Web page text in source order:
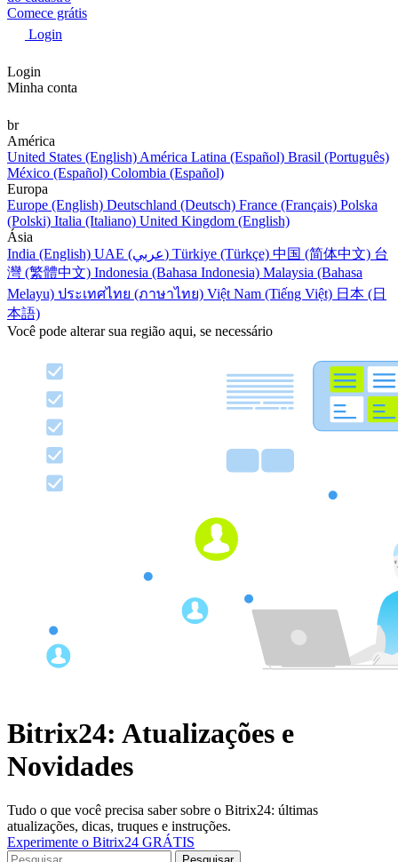
Comece grátis
Login
Login
Minha conta
br
América
United States (English) América Latina (Español) Brasil (Português)
México (Español) Colombia (Español)
Europa
Europe (English) Deutschland (Deutsch) France (Français) Polska
(Polski) Italia (Italiano) United Kingdom (English)
Ásia
India (English)
UAE (عربي) Türkiye (Türkçe) 中国 (简体中文) 台
灣 (繁體中文) Indonesia (Bahasa Indonesia) Malaysia (Bahasa
Melayu) ประเทศไทย (ภาษาไทย) Việt Nam (Tiếng Việt) 日本 (日
本語)
Você pode alterar sua região aqui, se necessário
Bitrix24: Atualizações e
Novidades
Tudo o que você precisa saber sobre o Bitrix24: últimas
atualizações, dicas, truques e instruções.
Experimente o Bitrix24 GRÁTIS